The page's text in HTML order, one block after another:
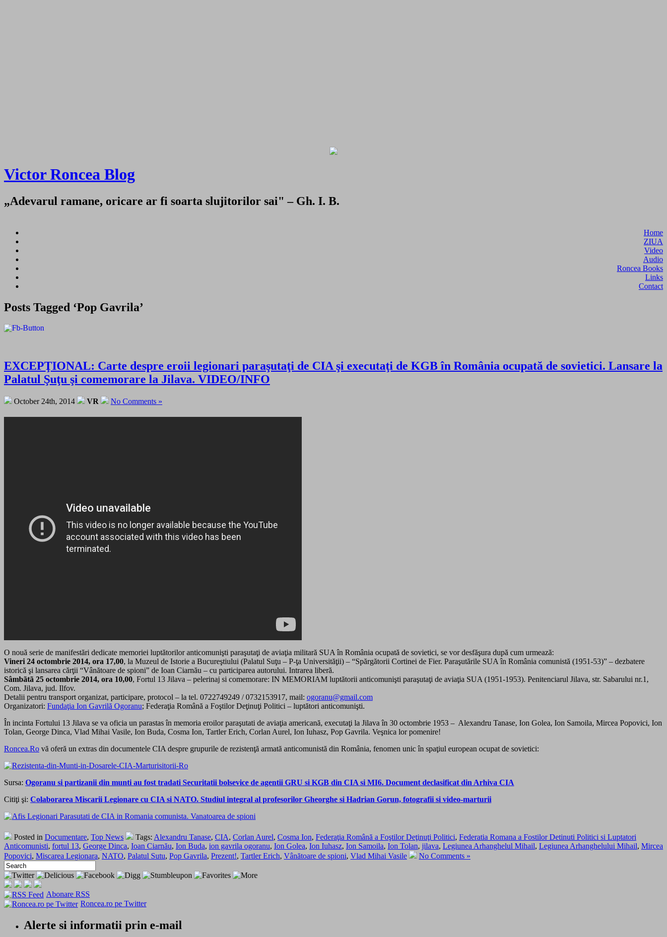
Victor Roncea Blog
„Adevarul ramane, oricare ar fi soarta slujitorilor sai" – Gh. I. B.
Home
ZIUA
Video
Audio
Roncea Books
Links
Contact
Posts Tagged ‘Pop Gavrila’
EXCEPŢIONAL: Carte despre eroii legionari paraşutaţi de CIA şi executaţi de KGB în România ocupată de sovietici. Lansare la
Palatul Şuţu şi comemorare la Jilava. VIDEO/INFO
October 24th, 2014 VR No Comments »
O nouă serie de manifestări dedicate memoriei luptătorilor anticomunişti paraşutaţi de aviaţia militară SUA în România ocupată de sovietici, se vor desfăşura după cum urmează:
Vineri 24 octombrie 2014, ora 17,00, la Muzeul de Istorie a Bucureştiului (Palatul Suţu – P-ţa Universităţii) – “Spărgătorii Cortinei de Fier. Paraşutările SUA în România comunistă (1951-53)” – dezbatere
istorică şi lansarea cărţii “Vânătoare de spioni” de Ioan Ciarnău – cu participarea autorului. Intrarea liberă.
Sâmbãtã 25 octombrie 2014, ora 10,00, Fortul 13 Jilava – pelerinaj si comemorare: IN MEMORIAM luptătorii anticomunişti paraşutaţi de aviaţia SUA (1951-1953). Penitenciarul Jilava, str. Sabarului nr.1,
Com. Jilava, jud. Ilfov.
Detalii pentru transport organizat, participare, protocol – la tel. 0722749249 / 0732153917, mail: ogoranu@gmail.com
Organizatori: Fundaţia Ion Gavrilă Ogoranu; Federaţia Română a Foştilor Deţinuţi Politici – luptători anticomunişti.
În incinta Fortului 13 Jilava se va oficia un parastas în memoria eroilor paraşutati de aviaţia americană, executaţi la Jilava în 30 octombrie 1953 – Alexandru Tanase, Ion Golea, Ion Samoila, Mircea Popovici, Ion
Tolan, George Dinca, Vlad Mihai Vasile, Ion Buda, Cosma Ion, Tartler Erich, Corlan Aurel, Ion Iuhasz, Pop Gavrila. Veşnica lor pomenire!
Roncea.Ro vă oferă un extras din documentele CIA despre grupurile de rezistenţă armată anticomunistă din România, fenomen unic în spaţiul european ocupat de sovietici:
Sursa: Ogoranu si partizanii din munti au fost tradati Securitatii bolsevice de agentii GRU si KGB din CIA si MI6. Document declasificat din Arhiva CIA
Citiţi şi: Colaborarea Miscarii Legionare cu CIA si NATO. Studiul integral al profesorilor Gheorghe si Hadrian Gorun, fotografii si video-marturii
Posted in Documentare, Top News Tags: Alexandru Tanase, CIA, Corlan Aurel, Cosma Ion, Federaţia Română a Foştilor Deţinuţi Politici, Federatia Romana a Fostilor Detinuti Politici si Luptatori
Anticomunisti, fortul 13, George Dinca, Ioan Ciarnău, Ion Buda, ion gavrila ogoranu, Ion Golea, Ion Iuhasz, Ion Samoila, Ion Tolan, jilava, Legiunea Arhanghelul Mihail, Legiunea Arhanghelului Mihail, Mircea
Popovici, Miscarea Legionara, NATO, Palatul Sutu, Pop Gavrila, Prezent!, Tartler Erich, Vânătoare de spioni, Vlad Mihai Vasile No Comments »
Abonare RSS
Roncea.ro pe Twitter
Alerte si informatii prin e-mail